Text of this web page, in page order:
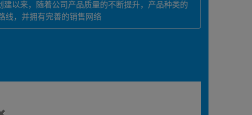
以来，随着公司产品质量的不断提升，产品种类的
线，并拥有完善的销售网络